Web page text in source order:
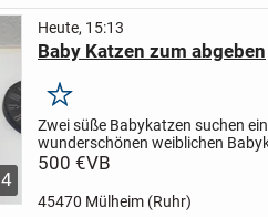
4
Heute, 15:13
Baby Katzen zum abgeben
Merken
Zwei süße Babykatzen suchen
wunderschönen weiblichen
sofort ein liebevolles Für-immer-
500 €VB
45470 Mülheim (Ruhr)